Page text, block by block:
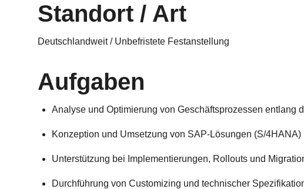
Standort / Art
Deutschlandweit / Unbefristete Festanstellung
Aufgaben
Analyse und Optimierung von Geschäftsprozessen entlang
Konzeption und Umsetzung von SAP-Lösungen (S/
Unterstützung bei Implementierungen, Rollouts und
Durchführung von Customizing und technischer